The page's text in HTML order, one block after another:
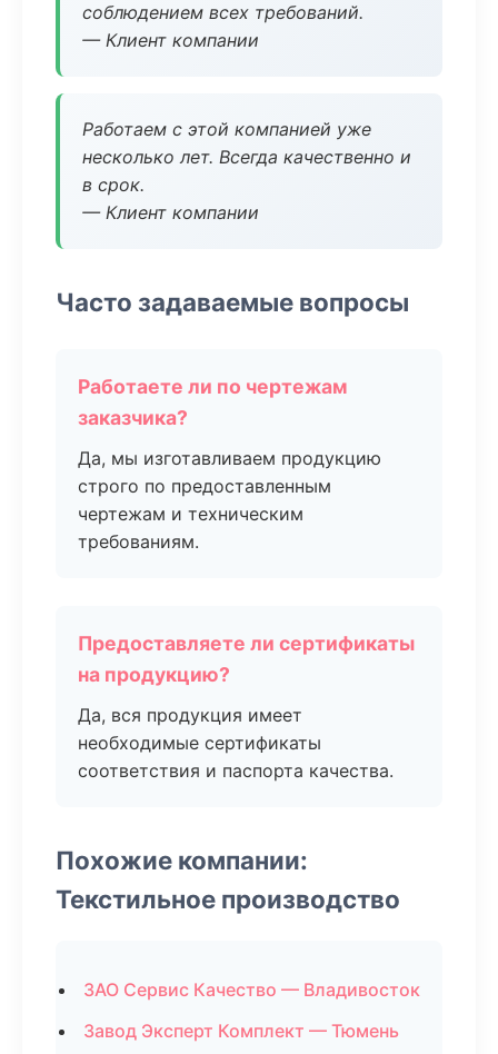
соблюдением всех требований.
— Клиент компании
Работаем с этой компанией уже
несколько лет. Всегда качественно и
в срок.
— Клиент компании
Часто задаваемые вопросы
Работаете ли по чертежам
заказчика?
Да, мы изготавливаем продукцию
строго по предоставленным
чертежам и техническим
требованиям.
Предоставляете ли сертификаты
на продукцию?
Да, вся продукция имеет
необходимые сертификаты
соответствия и паспорта качества.
Похожие компании:
Текстильное производство
ЗАО Сервис Качество — Владивосток
Завод Эксперт Комплект — Тюмень